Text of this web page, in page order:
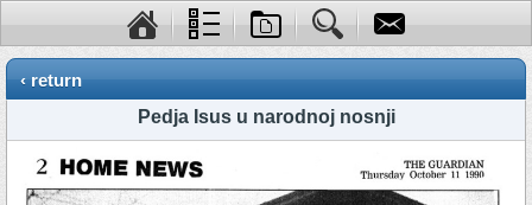
‹ return
Pedja Isus u narodnoj nosnji